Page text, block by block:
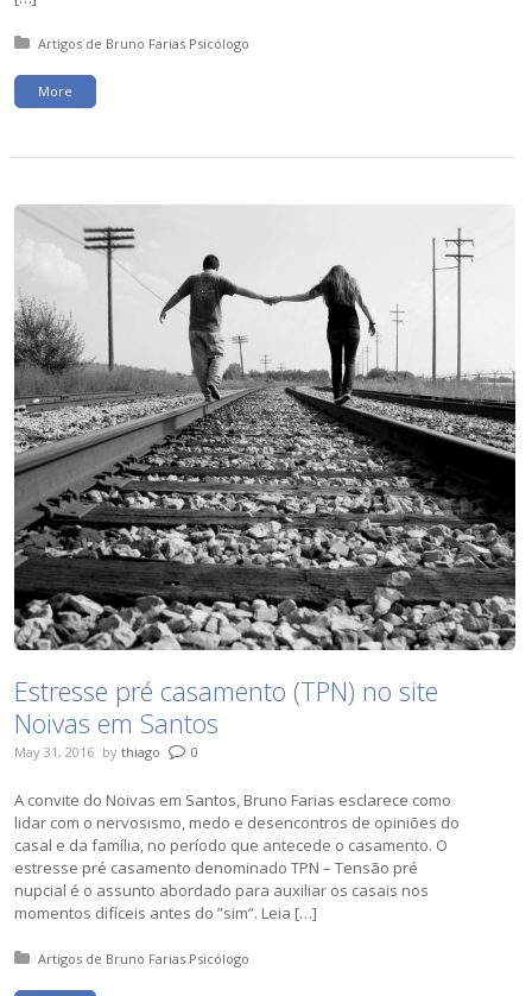
Posted in:
Artigos de Bruno Farias Psicólogo
More
Estresse pré casamento (TPN) no site
Noivas em Santos
May 31, 2016 by thiago 0
A convite do Noivas em Santos, Bruno Farias esclarece como
lidar com o nervosismo, medo e desencontros de opiniões do
casal e da família, no período que antecede o casamento. O
estresse pré casamento denominado TPN – Tensão pré
nupcial é o assunto abordado para auxiliar os casais nos
momentos difíceis antes do ”sim”. Leia […]
Posted in:
Artigos de Bruno Farias Psicólogo